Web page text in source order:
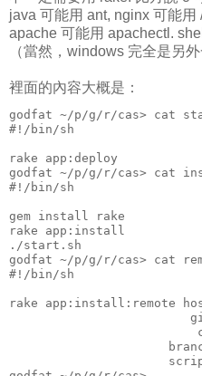
java 可能用 ant, nginx 可能用
apache 可能用 apachectl.
（當然，windows 完全是另
裡面的內容大概是：
godfat ~/p/g/r/cas> cat
#!/bin/sh
rake app:deploy
godfat ~/p/g/r/cas> cat
#!/bin/sh
gem install rake
rake app:install
./start.sh
godfat ~/p/g/r/cas> cat
#!/bin/sh
rake app:install:remote